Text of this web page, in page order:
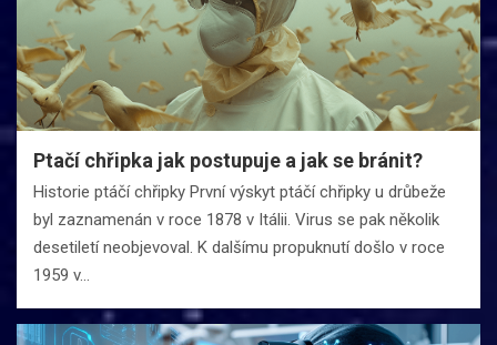
Ptačí chřipka jak postupuje a jak se bránit?
Historie ptáčí chřipky První výskyt ptáčí chřipky u drůbeže
byl zaznamenán v roce 1878 v Itálii. Virus se pak několik
desetiletí neobjevoval. K dalšímu propuknutí došlo v roce
1959 v…